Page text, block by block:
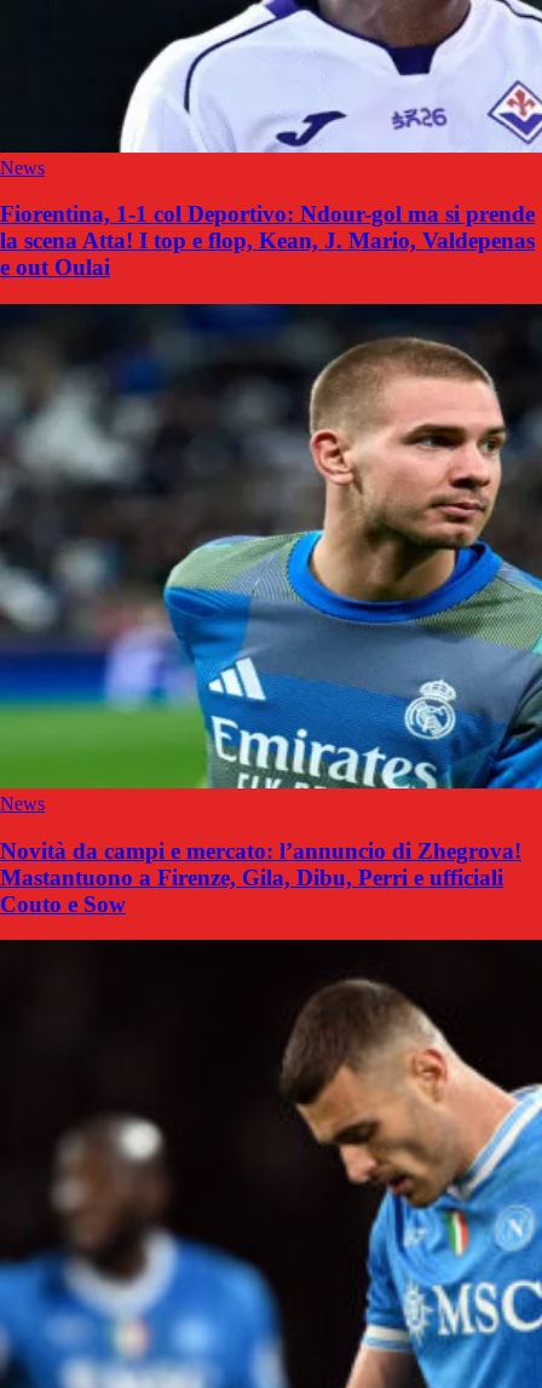
News
Fiorentina, 1-1 col Deportivo: Ndour-gol ma si prende
la scena Atta! I top e flop, Kean, J. Mario, Valdepenas
e out Oulai
News
Novità da campi e mercato: l’annuncio di Zhegrova!
Mastantuono a Firenze, Gila, Dibu, Perri e ufficiali
Couto e Sow